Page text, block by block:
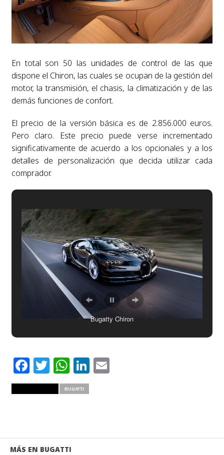
En total son 50 las unidades de control de las que
dispone el Chiron, las cuales se ocupan de la gestión del
motor, la transmisión, el chasis, la climatización y de las
demás funciones de confort.
El precio de la versión básica es de 2.856.000 euros.
Pero claro. Este precio puede verse incrementado
significativamente de acuerdo a los opcionales y a los
detalles de personalización que decida utilizar cada
comprador.
Bugatty Chiron
Facebook
Twitter
WhatsApp
LinkedIn
Email
BUGATTI
MÁS EN BUGATTI